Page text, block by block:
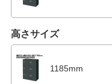
高さサイズ
1185mm